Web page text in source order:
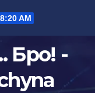
AM
Бро! -